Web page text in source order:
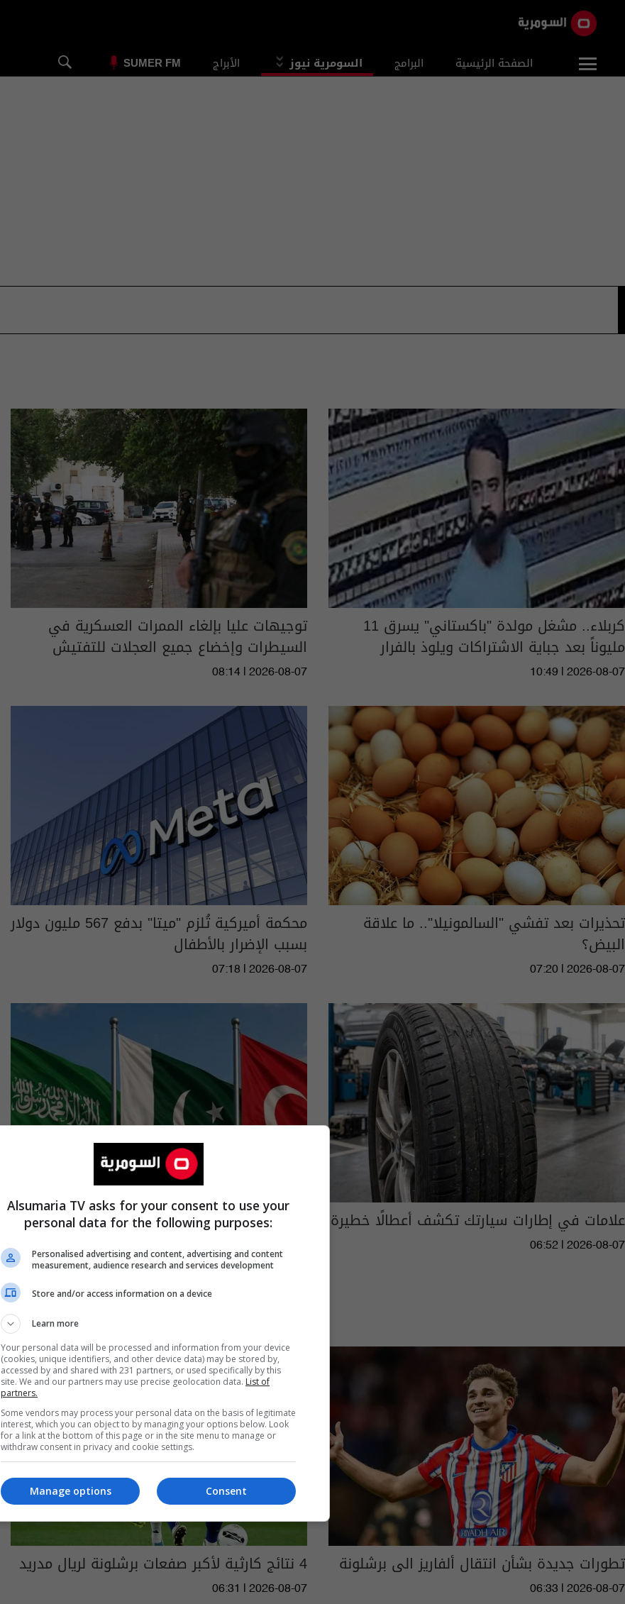
الصفحة الرئيسية البرامج السومرية نيوز الأبراج SUMER FM
كربلاء.. مشغل مولدة "باكستاني" يسرق 11
مليوناً بعد جباية الاشتراكات ويلوذ بالفرار
10:49 | 2026-08-07
توجيهات عليا بإلغاء الممرات العسكرية في
السيطرات وإخضاع جميع العجلات للتفتيش
08:14 | 2026-08-07
تحذيرات بعد تفشي "السالمونيلا".. ما علاقة
البيض؟
07:20 | 2026-08-07
محكمة أميركية تُلزم "ميتا" بدفع 567 مليون دولار
بسبب الإضرار بالأطفال
07:18 | 2026-08-07
علامات في إطارات سيارتك تكشف أعطالًا خطيرة
06:52 | 2026-08-07
الخارجية الباكستانية: توقيع اتفاقية دفاع مشترك
06:51 | 2026-08-07
تطورات جديدة بشأن انتقال ألفاريز الى برشلونة
06:33 | 2026-08-07
4 نتائج كارثية لأكبر صفعات برشلونة لريال مدريد
06:31 | 2026-08-07
Alsumaria TV asks for your consent to use your
personal data for the following purposes:
Personalised advertising and content, advertising and content
measurement, audience research and services development
Store and/or access information on a device
Learn more
Your personal data will be processed and information from your device
(cookies, unique identifiers, and other device data) may be stored by,
accessed by and shared with 231 partners, or used specifically by this
site. We and our partners may use precise geolocation data. List of
partners.
Some vendors may process your personal data on the basis of legitimate
interest, which you can object to by managing your options below. Look
for a link at the bottom of this page or in the site menu to manage or
withdraw consent in privacy and cookie settings.
Consent
Manage options